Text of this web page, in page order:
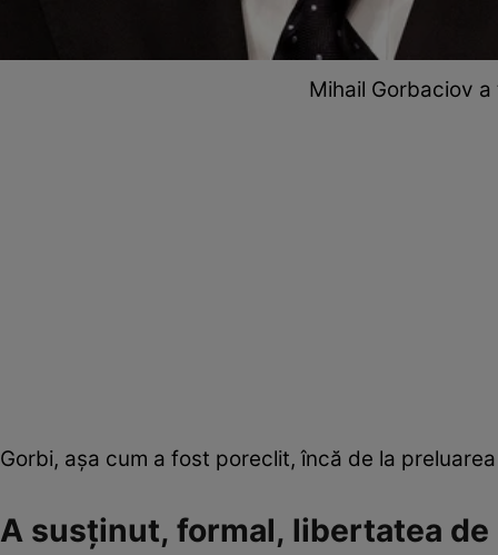
Mihail Gorbaciov
Gorbi, așa cum a fost poreclit, încă de la
A susținut, formal, libertatea de